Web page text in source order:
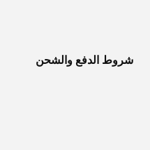
شروط الدفع والشحن